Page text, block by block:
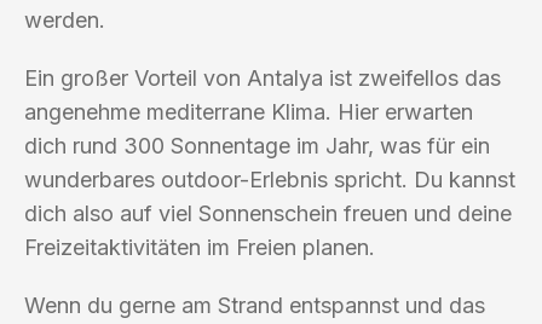
werden.
Ein großer Vorteil von Antalya ist zweifellos das
angenehme mediterrane Klima. Hier erwarten
dich rund 300 Sonnentage im Jahr, was für ein
wunderbares outdoor-Erlebnis spricht. Du kannst
dich also auf viel Sonnenschein freuen und deine
Freizeitaktivitäten im Freien planen.
Wenn du gerne am Strand entspannst und das